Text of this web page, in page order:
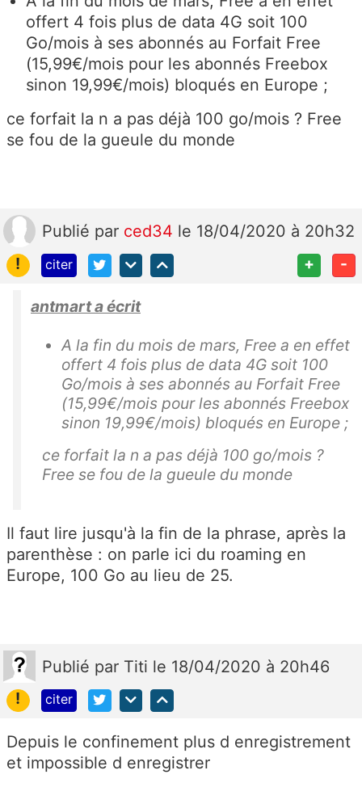
offert 4 fois plus de data 4G soit 100
Go/mois à ses abonnés au Forfait Free
(15,99€/mois pour les abonnés Freebox
sinon 19,99€/mois) bloqués en Europe ;
ce forfait la n a pas déjà 100 go/mois ? Free
se fou de la gueule du monde
Publié par ced34 le 18/04/2020 à 20h32
!
citer + -
antmart a écrit
A la fin du mois de mars, Free a en effet
offert 4 fois plus de data 4G soit 100
Go/mois à ses abonnés au Forfait Free
(15,99€/mois pour les abonnés Freebox
sinon 19,99€/mois) bloqués en Europe ;
ce forfait la n a pas déjà 100 go/mois ?
Free se fou de la gueule du monde
Il faut lire jusqu'à la fin de la phrase, après la
parenthèse : on parle ici du roaming en
Europe, 100 Go au lieu de 25.
Publié par Titi le 18/04/2020 à 20h46
!
citer
Depuis le confinement plus d enregistrement
et impossible d enregistrer